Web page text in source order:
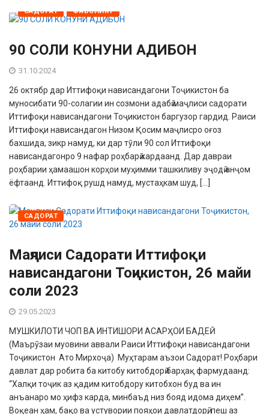
САДОРАТ ФАЪОЛИЯТ
90 СОЛИ КОНУНИ АДИБОН
31.10.2024
26 октябр дар Иттифоқи нависандагони Тоҷикистон ба
муносибати 90-солагии ин созмони адабӣ маҷлиси садорати
Иттифоқи нависандагони Тоҷикистон баргузор гардид. Раиси
Иттифоқи нависандагон Низом Қосим маҷлисро оғоз
бахшида, зикр намуд, ки дар тӯли 90 сол Иттифоқи
нависандагонро 9 нафар роҳбарӣ кардаанд. Дар давраи
роҳбарии ҳамаашон корҳои муҳимми ташкиливу эҷодӣ анҷом
ёфтаанд. Иттифоқ рушд намуд, мустаҳкам шуд, […]
САДОРАТ
Маҷлиси Садорати Иттифоқи
нависандагони Тоҷикистон, 26 майи
соли 2023
29.05.2023
МУШКИЛОТИ ЧОП ВА ИНТИШОРИ АСАРҲОИ БАДЕӢ
(Маърӯзаи муовини аввали Раиси Иттифоқи нависандагони
Тоҷикистон Ато Мирхоҷа) Муҳтарам аъзои Садорат! Роҳбари
давлат дар робита ба китобу китобдорӣ барҳақ фармудаанд:
“Халқи тоҷик аз қадим китобдору китобхон буд ва ин
анъанаро мо ҳифз карда, минбаъд низ бояд идома диҳем”.
Воқеан ҳам, бақо ва устувории пояҳои давлатдорӣ, пеш аз